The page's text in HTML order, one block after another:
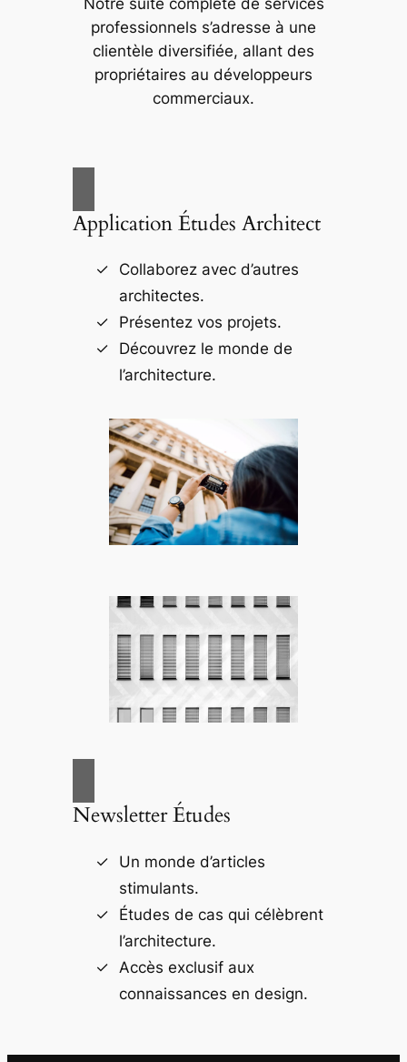
Notre suite complète de services
professionnels s’adresse à une
clientèle diversifiée, allant des
propriétaires au développeurs
commerciaux.
Application Études Architect
Collaborez avec d’autres
architectes.
Présentez vos projets.
Découvrez le monde de
l’architecture.
Newsletter Études
Un monde d’articles
stimulants.
Études de cas qui célèbrent
l’architecture.
Accès exclusif aux
connaissances en design.